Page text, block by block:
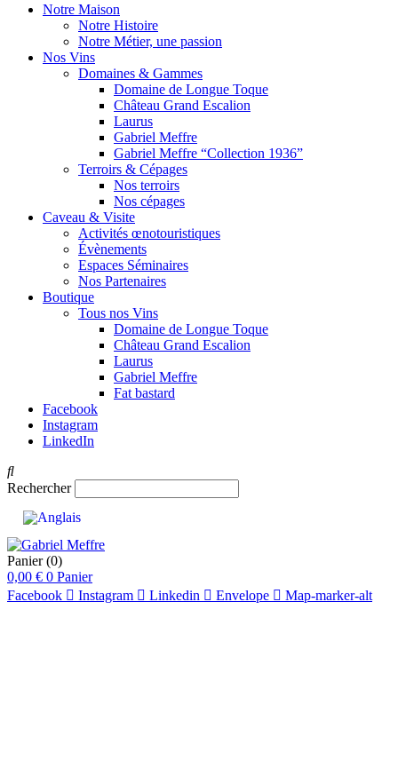
Notre Maison
Notre Histoire
Notre Métier, une passion
Nos Vins
Domaines & Gammes
Domaine de Longue Toque
Château Grand Escalion
Laurus
Gabriel Meffre
Gabriel Meffre “Collection 1936”
Terroirs & Cépages
Nos terroirs
Nos cépages
Caveau & Visite
Activités œnotouristiques
Évènements
Espaces Séminaires
Nos Partenaires
Boutique
Tous nos Vins
Domaine de Longue Toque
Château Grand Escalion
Laurus
Gabriel Meffre
Fat bastard
Facebook
Instagram
LinkedIn
Rechercher
Panier (0)
0,00 € 0 Panier
Facebook
Instagram Linkedin Envelope Map-marker-alt